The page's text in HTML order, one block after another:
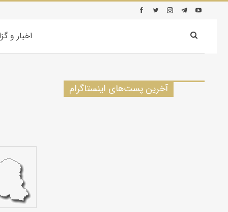
اخبار و
آخرین پست‌های اینستاگرام